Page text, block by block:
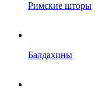
Римские шторы
Балдахины